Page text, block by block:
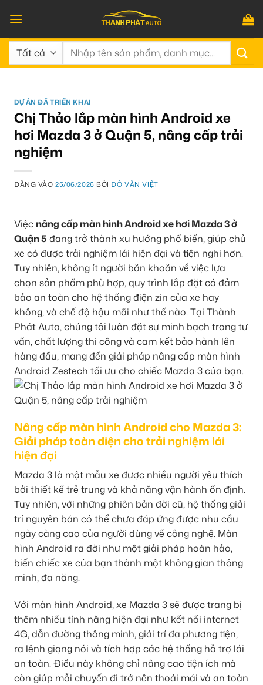
qua
nội
dung
Tìm
DỰ ÁN ĐÃ TRIỂN KHAI
Chị Thảo lắp màn hình Android xe
hơi Mazda 3 ở Quận 5, nâng cấp trải
nghiệm
ĐĂNG VÀO25/06/2026 BỞIĐỖ VĂN VIỆT
Việc nâng cấp màn hình Android xe hơi Mazda 3 ở
Quận 5 đang trở thành xu hướng phổ biến, giúp chủ
xe có được trải nghiệm lái hiện đại và tiện nghi hơn.
Tuy nhiên, không ít người băn khoăn về việc lựa
chọn sản phẩm phù hợp, quy trình lắp đặt có đảm
bảo an toàn cho hệ thống điện zin của xe hay
không, và chế độ hậu mãi như thế nào. Tại Thành
Phát Auto, chúng tôi luôn đặt sự minh bạch trong tư
vấn, chất lượng thi công và cam kết bảo hành lên
hàng đầu, mang đến giải pháp nâng cấp màn hình
Android Zestech tối ưu cho chiếc Mazda 3 của bạn.
Nâng cấp màn hình Android cho Mazda 3:
Giải pháp toàn diện cho trải nghiệm lái
hiện đại
Mazda 3 là một mẫu xe được nhiều người yêu thích
bởi thiết kế trẻ trung và khả năng vận hành ổn định.
Tuy nhiên, với những phiên bản đời cũ, hệ thống giải
trí nguyên bản có thể chưa đáp ứng được nhu cầu
ngày càng cao của người dùng về công nghệ. Màn
hình Android ra đời như một giải pháp hoàn hảo,
biến chiếc xe của bạn thành một không gian thông
minh, đa năng.
Với màn hình Android, xe Mazda 3 sẽ được trang bị
thêm nhiều tính năng hiện đại như kết nối internet
4G, dẫn đường thông minh, giải trí đa phương tiện,
ra lệnh giọng nói và tích hợp các hệ thống hỗ trợ lái
an toàn. Điều này không chỉ nâng cao tiện ích mà
còn giúp mỗi chuyến đi trở nên thoải mái và an toàn